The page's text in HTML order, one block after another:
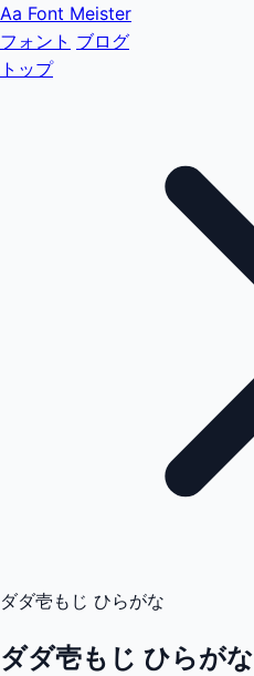
Aa Font Meister
フォント ブログ
トップ
ダダ壱もじ ひらがな
ダダ壱もじ ひらがな